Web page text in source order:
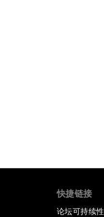
快捷链接
论坛可持续性